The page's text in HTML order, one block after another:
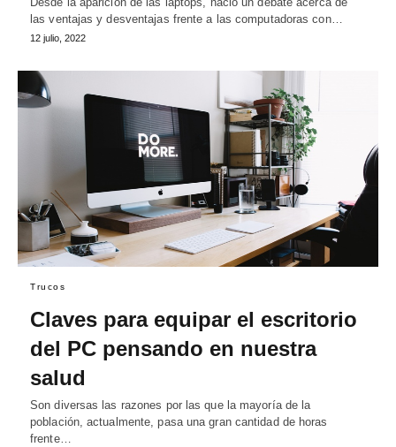
las ventajas y desventajas frente a las computadoras con…
12 julio, 2022
Trucos
Claves para equipar el escritorio
del PC pensando en nuestra
salud
Son diversas las razones por las que la mayoría de la
población, actualmente, pasa una gran cantidad de horas
frente…